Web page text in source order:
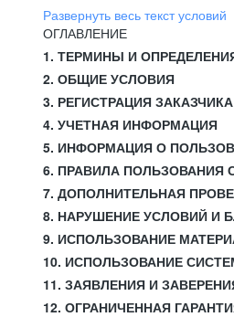
Развернуть весь текст условий
ОГЛАВЛЕНИЕ
1. ТЕРМИНЫ И
2. ОБЩИЕ УСЛОВИЯ
3. РЕГИСТРАЦИЯ
4. УЧЕТНАЯ ИНФОРМАЦИЯ
5. ИНФОРМАЦИЯ О
6. ПРАВИЛА ПОЛЬЗОВАНИЯ
7. ДОПОЛНИТЕЛЬНАЯ
8. НАРУШЕНИЕ УСЛОВИЙ И
9. ИСПОЛЬЗОВАНИЕ
10. ИСПОЛЬЗОВАНИЕ
11. ЗАЯВЛЕНИЯ И
12. ОГРАНИЧЕННАЯ